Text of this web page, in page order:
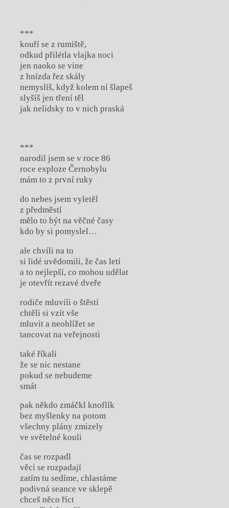
***
kouří se z rumiště,
odkud přilétla vlajka noci
jen naoko se vine
z hnízda řez skály
nemyslíš, když kolem ní šlapeš
slyšíš jen tření těl
jak nelidsky to v nich praská
***
narodil jsem se v roce 86
roce exploze Černobylu
mám to z první ruky
do nebes jsem vyletěl
z předměstí
mělo to být na věčné časy
kdo by si pomyslel…
ale chvíli na to
si lidé uvědomili, že čas letí
a to nejlepší, co mohou udělat
je otevřít rezavé dveře
rodiče mluvili o štěstí
chtěli si vzít vše
mluvit a neohlížet se
tancovat na veřejnosti
také říkali
že se nic nestane
pokud se nebudeme
smát
pak někdo zmáčkl knoflík
bez myšlenky na potom
všechny plány zmizely
ve světelné kouli
čas se rozpadl
věci se rozpadají
zatím tu sedíme, chlastáme
podivná seance ve sklepě
chceš něco říct